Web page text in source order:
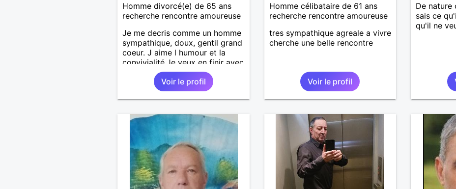
Homme divorcé(e) de 65 ans
recherche rencontre amoureuse
Je me decris comme un homme
sympathique, doux, gentil grand
coeur. J aime l humour et la
convivialité.Je veux en finir avec
la solitude qui me ronge mon
coeu qui le viivent et ceux qui le
regardent. Aimer c est donner
Aimer c est Pardonner, Aimer c
comprendre Partager ainsi sr. Je
veux une relation basé surtout
sur l Amour vrai sur la fidelité et
la complicité.La beauté
physique est bien mais celle du
coeur est encore plus agreable.
L Amour est un mystère
Voir le profil
Homme célibataire de 61 ans
recherche rencontre amoureuse
tres sympathique agreale a vivre
cherche une belle rencontre
Voir le profil
De nature
sais ce
qu'il ne